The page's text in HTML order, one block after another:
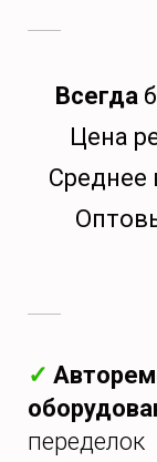
Всегда
Цена
Среднее
✓
переделок